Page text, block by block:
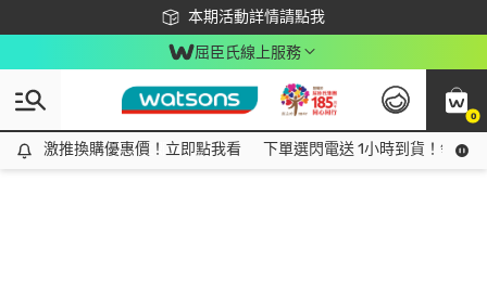
本期活動詳情請點我
下載app最高回饋$350
屈臣氏線上服務
0
激推換購優惠價！立即點我看
激推換購優惠價！立即點我看 下單選閃電送 1小時到貨！領神